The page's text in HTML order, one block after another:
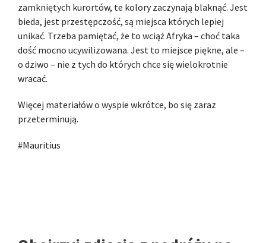
zamkniętych kurortów, te kolory zaczynają blaknąć. Jest
bieda, jest przestępczość, są miejsca których lepiej
unikać. Trzeba pamiętać, że to wciąż Afryka – choć taka
dość mocno ucywilizowana. Jest to miejsce piękne, ale –
o dziwo – nie z tych do których chce się wielokrotnie
wracać.
Więcej materiałów o wyspie wkrótce, bo się zaraz
przeterminują.
#Mauritius